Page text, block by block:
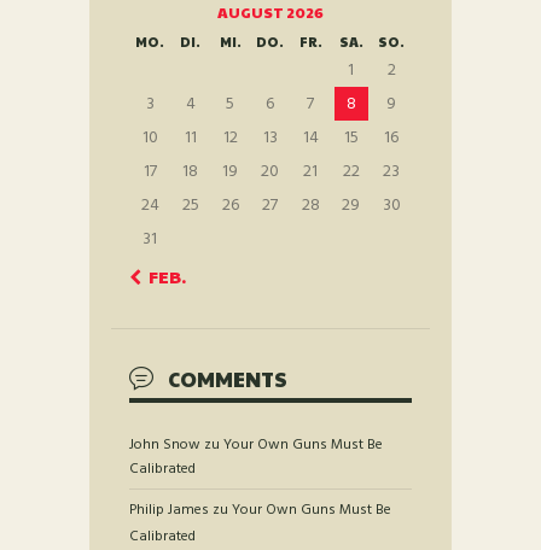
AUGUST 2026
MO. DI. MI. DO. FR. SA. SO.
1
2
3
4 5 6 7 8
9
10
11 12 13 14 15
16
17
18 19 20 21 22
23
24
25 26 27 28 29
30
31
« FEB.
COMMENTS
John Snow zu Your Own Guns Must Be
Calibrated
Philip James zu Your Own Guns Must Be
Calibrated